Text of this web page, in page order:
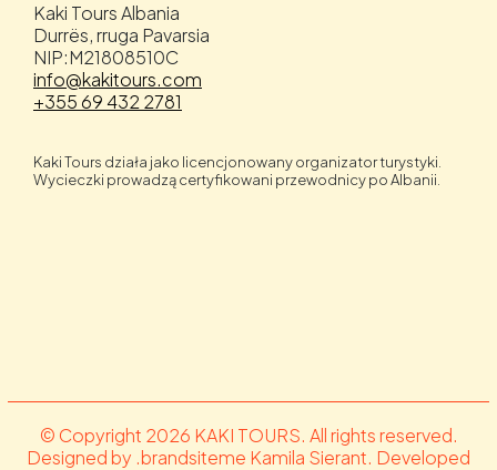
Kaki Tours Albania
Durrës, rruga Pavarsia
NIP:M21808510C
info@kakitours.com
+355 69 432 2781
Kaki Tours działa jako licencjonowany organizator turystyki.
Wycieczki prowadzą certyfikowani przewodnicy po Albanii.
© Copyright 2026 KAKI TOURS. All rights reserved.
Designed by .brandsiteme Kamila Sierant. Developed